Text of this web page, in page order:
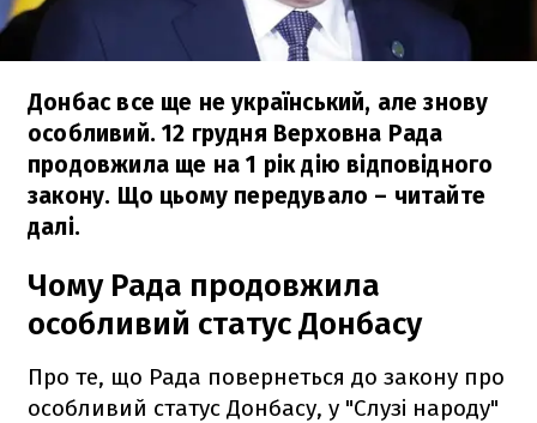
Донбас все ще не український, але знову
особливий. 12 грудня Верховна Рада
продовжила ще на 1 рік дію відповідного
закону. Що цьому передувало – читайте
далі.
Чому Рада продовжила
особливий статус Донбасу
Про те, що Рада повернеться до закону про
особливий статус Донбасу, у "Слузі народу"